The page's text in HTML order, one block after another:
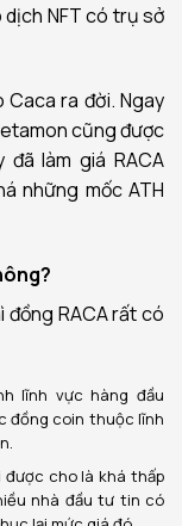
NFT có trụ sở
ra đời. Ngay
cũng được
làm giá RACA
những mốc ATH
đồng RACA rất có
lĩnh vực hàng đầu
đồng coin thuộc lĩnh
được cho là khá thấp
nhà đầu tư tin có